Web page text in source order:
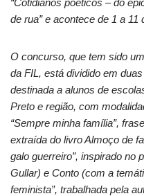
“Cotidianos poéticos – do
de rua” e acontece de 1 a 11
O concurso, que tem sido
da FIL, está dividido em
destinada a alunos de
Preto e região, com
“Sempre minha família”,
extraída do livro Almoço de
galo guerreiro”, inspirado no
Gullar) e Conto (com a
feminista”, trabalhada pela